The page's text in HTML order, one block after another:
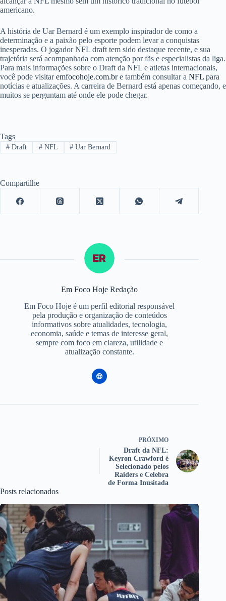
americano.
A história de Uar Bernard é um exemplo inspirador de como a
determinação e a paixão pelo esporte podem levar a conquistas
inesperadas. O jogador NFL draft tem sido destaque recente, e sua
trajetória será acompanhada com atenção por fãs e especialistas da liga.
Para mais informações sobre o Draft da NFL e atletas internacionais,
você pode visitaremfocohoje.com.bre também consultar a NFL para
notícias e atualizações. A carreira de Bernard está apenas começando, e
muitos se perguntam até onde ele pode chegar.
Tags
#Draft #NFL # Uar Bernard
Compartilhe
Em Foco Hoje Redação
Em Foco Hoje é um perfil editorial responsável
pela produção e organização de conteúdos
informativos sobre atualidades, tecnologia,
economia, saúde e temas de interesse geral,
sempre com foco em clareza, utilidade e
atualização constante.
PRÓXIMO
Draft da NFL:
Keyron Crawford é
Selecionado pelos
Raiders e Celebra
de Forma Inusitada
Posts relacionados